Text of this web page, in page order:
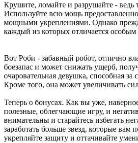
Крушите, ломайте и разрушайте - ведь
Используйте всю мощь
мощными укреплениями. Однако
каждый из которых отличается особым
Вот Роби - забавный робот, отлично
боезапас и может снижать ущерб,
очаровательная девушка, способная
Кроме того, она может увеличивать
Теперь о бонусах. Как вы уже,
полезные, облегчающие игру, и
внимательны и старайтесь избегать
заработать больше звезд, которые вам
укрепляйте защиту и оттачивайте